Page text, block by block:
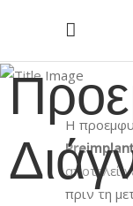
Η
αποτελεί
πριν τη